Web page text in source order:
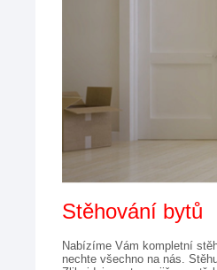
Stěhování bytů
Nabízíme Vám kompletní
nechte všechno na nás.